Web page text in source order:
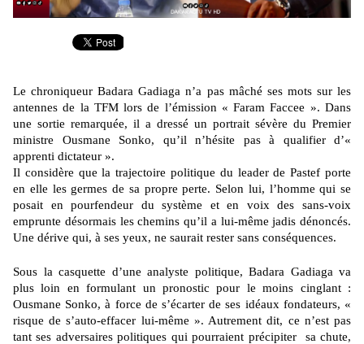
Le chroniqueur Badara Gadiaga n’a pas mâché ses mots sur les
antennes de la TFM lors de l’émission « Faram Faccee ». Dans
une sortie remarquée, il a dressé un portrait sévère du Premier
ministre Ousmane Sonko, qu’il n’hésite pas à qualifier d’«
apprenti dictateur ».
Il considère que la trajectoire politique du leader de Pastef porte
en elle les germes de sa propre perte. Selon lui, l’homme qui se
posait en pourfendeur du système et en voix des sans-voix
emprunte désormais les chemins qu’il a lui-même jadis dénoncés.
Une dérive qui, à ses yeux, ne saurait rester sans conséquences.
Sous la casquette d’une analyste politique, Badara Gadiaga va
plus loin en formulant un pronostic pour le moins cinglant :
Ousmane Sonko, à force de s’écarter de ses idéaux fondateurs, «
risque de s’auto-effacer lui-même ». Autrement dit, ce n’est pas
tant ses adversaires politiques qui pourraient précipiter sa chute,